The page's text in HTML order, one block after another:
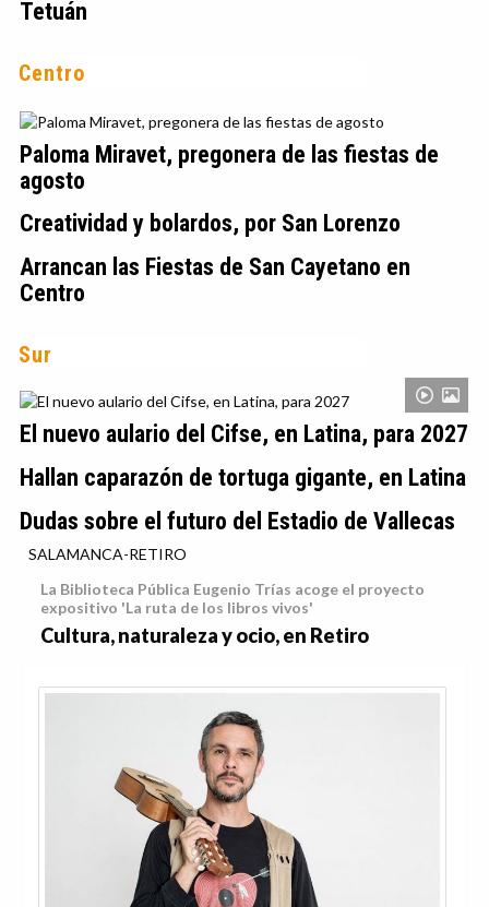
Tetuán
Centro
Paloma Miravet, pregonera de las fiestas de
agosto
Creatividad y bolardos, por San Lorenzo
Arrancan las Fiestas de San Cayetano en
Centro
Sur
El nuevo aulario del Cifse, en Latina, para 2027
Hallan caparazón de tortuga gigante, en Latina
Dudas sobre el futuro del Estadio de Vallecas
SALAMANCA-RETIRO
La Biblioteca Pública Eugenio Trías acoge el proyecto
expositivo 'La ruta de los libros vivos'
Cultura, naturaleza y ocio, en Retiro